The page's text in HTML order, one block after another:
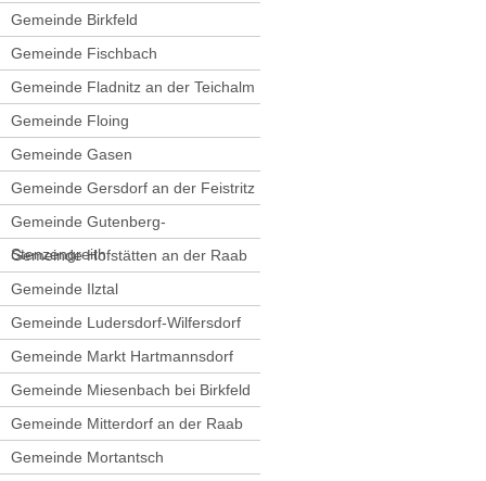
Gemeinde Birkfeld
Gemeinde Fischbach
Gemeinde Fladnitz an der Teichalm
Gemeinde Floing
Gemeinde Gasen
Gemeinde Gersdorf an der Feistritz
Gemeinde Gutenberg-
Stenzengreith
Gemeinde Hofstätten an der Raab
Gemeinde Ilztal
Gemeinde Ludersdorf-Wilfersdorf
Gemeinde Markt Hartmannsdorf
Gemeinde Miesenbach bei Birkfeld
Gemeinde Mitterdorf an der Raab
Gemeinde Mortantsch